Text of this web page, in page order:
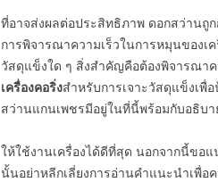
ที่อาจส่งผลต่อประสิทธิภาพ ดอกสว่านถู
การพิจารณาความเร็วในการหมุนของเ
วัสดุแข็งใด ๆ สิ่งสำคัญคือต้องพิจารณา
เครื่องคอริ่งสำหรับการเจาะวัสดุแข็งเพื่
สว่านแกนเพชรมีอยู่ในที่นี้พร้อมกับอธิบา
ให้ใช้งานเครื่องได้ดีที่สุด นอกจากนี้ขอ
นั้นอย่าหลีกเลี่ยงการอ่านคำแนะนำเพื่